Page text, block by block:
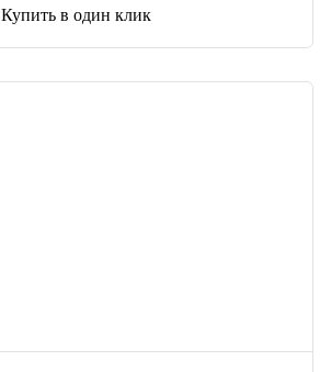
Купить в один клик